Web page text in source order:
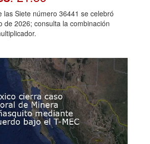
las Siete número 36441 se celebró
de 2026; consulta la combinación